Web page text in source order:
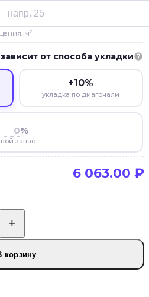
м²
от способа укладки
+10%
укладка по диагонали
%
запас
6 063.00 ₽
корзину